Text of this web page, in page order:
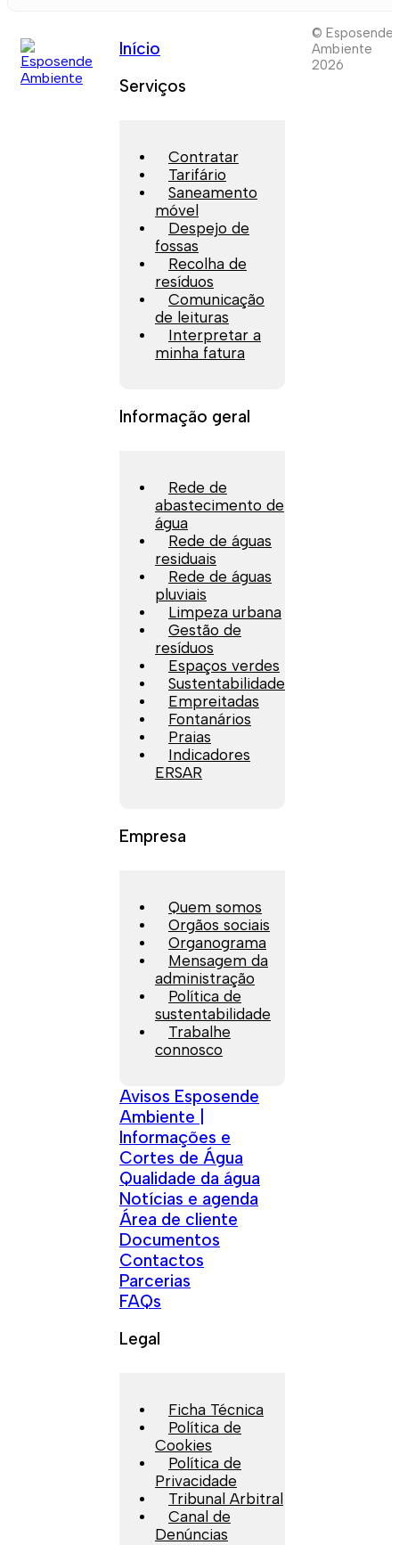
Início
Serviços
Contratar
Tarifário
Saneamento
móvel
Despejo de
fossas
Recolha de
resíduos
Comunicação
de leituras
Interpretar a
minha fatura
Informação geral
Rede de
abastecimento de
água
Rede de águas
residuais
Rede de águas
pluviais
Limpeza urbana
Gestão de
resíduos
Espaços verdes
Sustentabilidade
Empreitadas
Fontanários
Praias
Indicadores
ERSAR
Empresa
Quem somos
Orgãos sociais
Organograma
Mensagem da
administração
Política de
sustentabilidade
Trabalhe
connosco
Avisos Esposende
Ambiente |
Informações e
Cortes de Água
Qualidade da água
Notícias e agenda
Área de cliente
Documentos
Contactos
Parcerias
FAQs
Legal
Ficha Técnica
Política de
Cookies
Política de
Privacidade
Tribunal Arbitral
Canal de
Denúncias
© Esposende
Ambiente
2026